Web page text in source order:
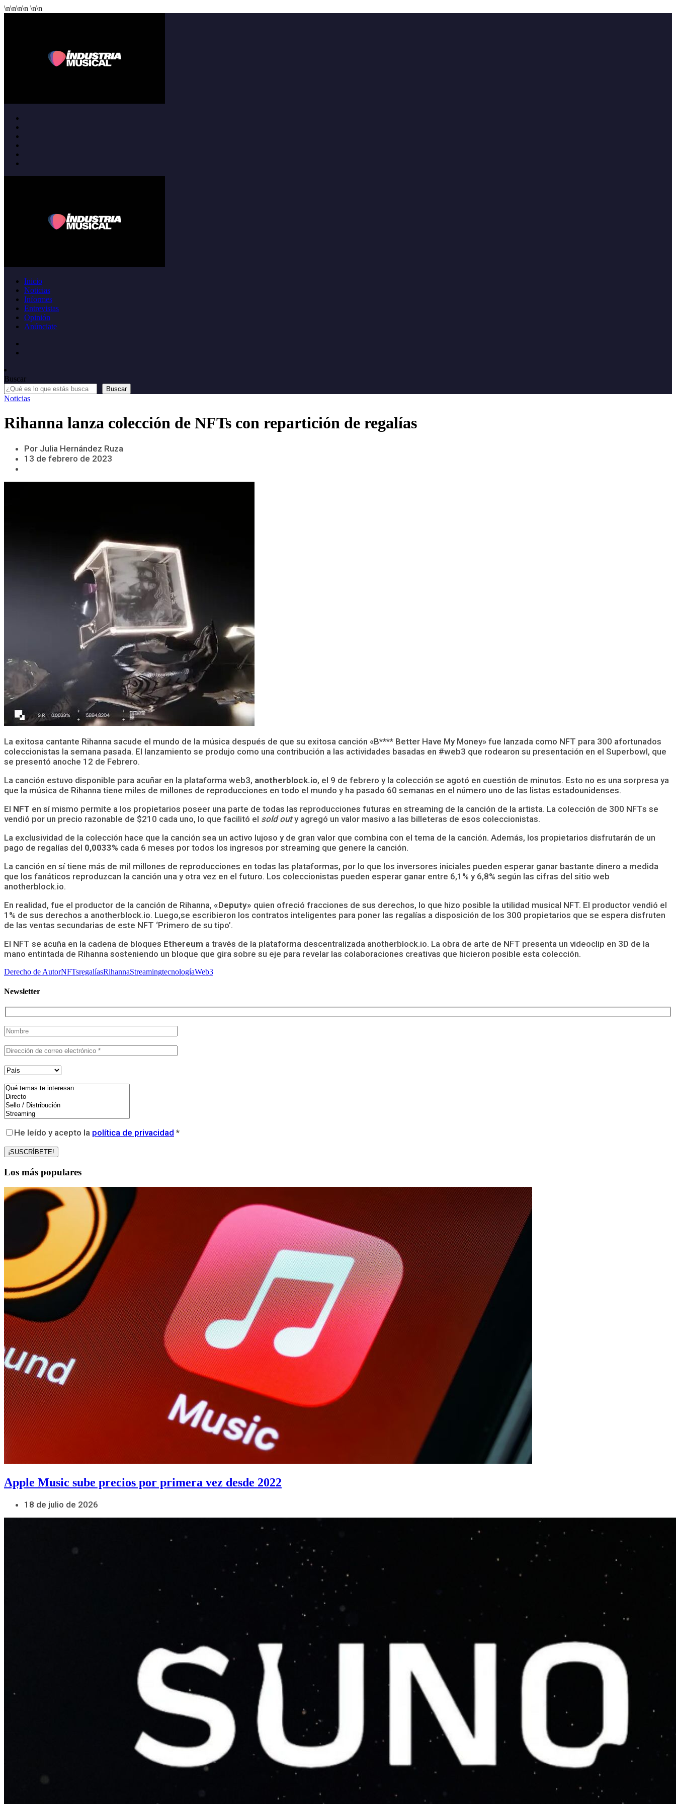
\n\n\n\n \n\n
Inicio
Noticias
Informes
Entrevistas
Opinión
Anúnciate
Buscar
Buscar
Noticias
Rihanna lanza colección de NFTs con repartición de regalías
Por Julia Hernández Ruza
13 de febrero de 2023
La exitosa cantante Rihanna sacude el mundo de la música después de que su exitosa canción «B**** Better Have My Money» fue lanzada como NFT para 300 afortunados
coleccionistas la semana pasada. El lanzamiento se produjo como una contribución a las actividades basadas en #web3 que rodearon su presentación en el Superbowl, que
se presentó anoche 12 de Febrero.
La canción estuvo disponible para acuñar en la plataforma web3, anotherblock.io, el 9 de febrero y la colección se agotó en cuestión de minutos. Esto no es una sorpresa ya
que la música de Rihanna tiene miles de millones de reproducciones en todo el mundo y ha pasado 60 semanas en el número uno de las listas estadounidenses.
El NFT en sí mismo permite a los propietarios poseer una parte de todas las reproducciones futuras en streaming de la canción de la artista. La colección de 300 NFTs se
vendió por un precio razonable de $210 cada uno, lo que facilitó el sold outy agregó un valor masivo a las billeteras de esos coleccionistas.
La exclusividad de la colección hace que la canción sea un activo lujoso y de gran valor que combina con el tema de la canción. Además, los propietarios disfrutarán de un
pago de regalías del 0,0033% cada 6 meses por todos los ingresos por streaming que genere la canción.
La canción en sí tiene más de mil millones de reproducciones en todas las plataformas, por lo que los inversores iniciales pueden esperar ganar bastante dinero a medida
que los fanáticos reproduzcan la canción una y otra vez en el futuro. Los coleccionistas pueden esperar ganar entre 6,1% y 6,8% según las cifras del sitio web
anotherblock.io.
En realidad, fue el productor de la canción de Rihanna, «Deputy» quien ofreció fracciones de sus derechos, lo que hizo posible la utilidad musical NFT. El productor vendió el
1% de sus derechos a anotherblock.io. Luego,se escribieron los contratos inteligentes para poner las regalías a disposición de los 300 propietarios que se espera disfruten
de las ventas secundarias de este NFT ‘Primero de su tipo’.
El NFT se acuña en la cadena de bloques Ethereum a través de la plataforma descentralizada anotherblock.io. La obra de arte de NFT presenta un videoclip en 3D de la
mano entintada de Rihanna sosteniendo un bloque que gira sobre su eje para revelar las colaboraciones creativas que hicieron posible esta colección.
Derecho de AutorNFTsregalíasRihannaStreamingtecnologíaWeb3
Newsletter
He leído y acepto la política de privacidad *
Los más populares
Apple Music sube precios por primera vez desde 2022
18 de julio de 2026